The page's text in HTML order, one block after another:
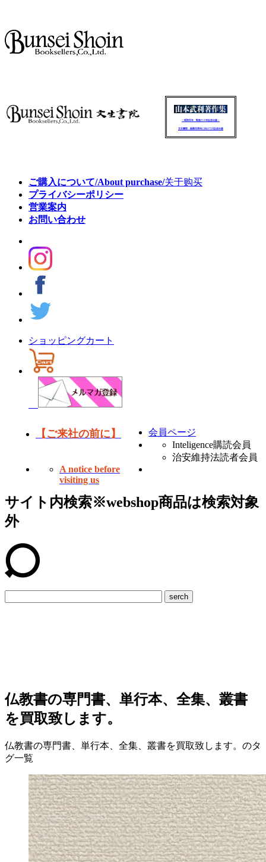
～昭和百年・戦後八十年記念出版～
文生書院：創業百周年に向けての記念出版
ご購入について/About purchase/关于购买
プライバシーポリシー
営業案内
お問い合わせ
ショッピングカート
【ご来社の前に】
会員ページ
Inteligence購読会員
治安維持法読者会員
A notice before
visiting us
サイト内検索※webshop商品は検索対象
外
serch
仏教書の専門書、単行本、全集、叢書
を買取致します。
仏教書の専門書、単行本、全集、叢書を買取致します。のタ
グ一覧